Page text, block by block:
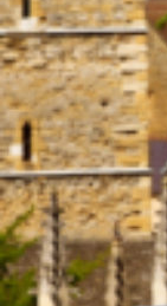
新加
紐西
哥倫
馬來
馬爾
法國